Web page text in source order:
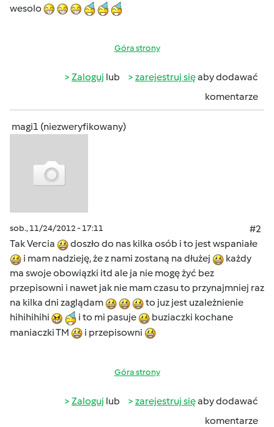
wesolo
Góra strony
Zaloguj lub zarejestruj sięaby dodawać
komentarze
magi1 (niezweryfikowany)
sob., 11/24/2012 - 17:11
#2
Tak Vercia
doszło do nas kilka osób i to jest wspaniałe
i mam nadzieję, że z nami zostaną na dłużej
każdy
ma swoje obowiązki itd ale ja nie mogę żyć bez
przepisowni i nawet jak nie mam czasu to przynajmniej raz
na kilka dni zaglądam
to juz jest uzależnienie
hihihihihi
i to mi pasuje
buziaczki kochane
maniaczki TM
i przepisowni
Góra strony
Zaloguj lub zarejestruj sięaby dodawać
komentarze